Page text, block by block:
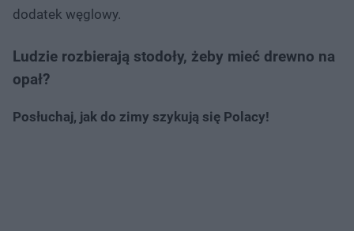
dodatek węglowy.
Ludzie rozbierają stodoły, żeby mieć drewno na
opał?
Posłuchaj, jak do zimy szykują się Polacy!